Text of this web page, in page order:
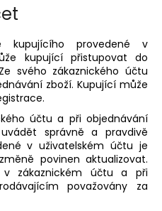
kupujícího provedené v
kupující přistupovat do
svého zákaznického účtu
zboží. Kupující může
účtu a při objednávání
správně a pravdivě
v uživatelském účtu je
povinen aktualizovat.
v zákaznickém účtu a při
považovány za